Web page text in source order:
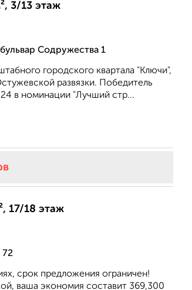
3/13 этаж
Содружества 1
городского квартала "Ключи",
развязки. Победитель
в номинации "Лучший стр...
17/18 этаж
72
срок предложения ограничен!
ваша экономия составит 369,300